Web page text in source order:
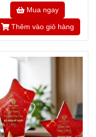
Mua ngay
Thêm vào giỏ hàng